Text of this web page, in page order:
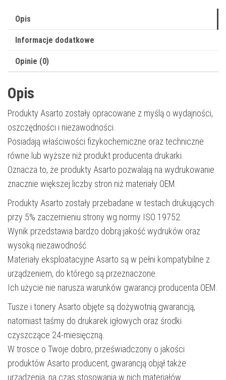
12000
black
Opis
Informacje dodatkowe
Opinie (0)
Opis
Produkty Asarto zostały opracowane z myślą o wydajności,
oszczędności i niezawodności.
Posiadają właściwości fizykochemiczne oraz techniczne
równe lub wyższe niż produkt producenta drukarki.
Oznacza to, że produkty Asarto pozwalają na wydrukowanie
znacznie większej liczby stron niż materiały OEM.
Produkty Asarto zostały przebadane w testach drukujących
przy 5% zaczernieniu strony wg normy ISO 19752.
Wynik przedstawia bardzo dobrą jakość wydruków oraz
wysoką niezawodność.
Materiały eksploatacyjne Asarto są w pełni kompatybilne z
urządzeniem, do którego są przeznaczone.
Ich użycie nie narusza warunków gwarancji producenta OEM.
Tusze i tonery Asarto objęte są dożywotnią gwarancją,
natomiast taśmy do drukarek igłowych oraz środki
czyszczące 24-miesięczną.
W trosce o Twoje dobro, przeświadczony o jakości
produktów Asarto producent, gwarancją objął także
urządzenia, na czas stosowania w nich materiałów